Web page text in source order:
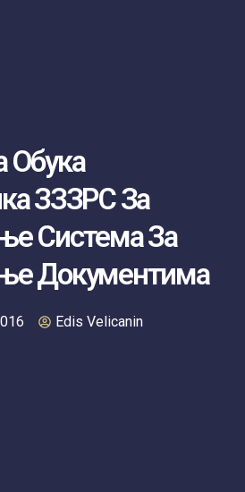
Обука
ЗЗЗРС За
Система За
Документима
Edis Velicanin